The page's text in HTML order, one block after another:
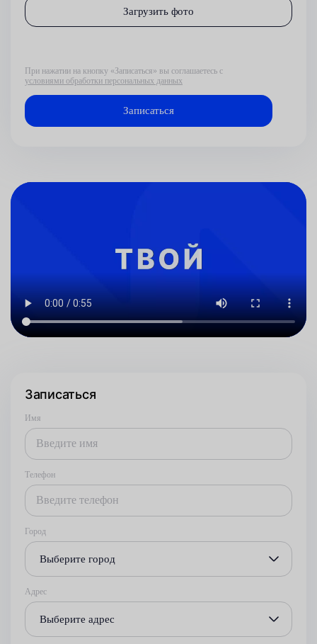
Загрузить фото
При нажатии на кнопку «Записаться» вы соглашаетесь с
условиями обработки персональных данных
Записаться
Имя
Телефон
Город
Выберите город
Адрес
Выберите адрес